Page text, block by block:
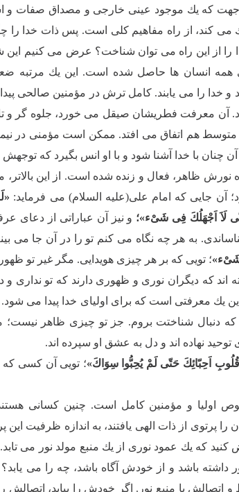
جهت كه یك موجود عینى خارجى و مصداق صفات و
كند، از راه مفاهیم كلى است. پس ذات خدا را
را از این راه مى توان شناخت؟ عرض مى كنیم
همه انسان ها حاصل شده است. این یك
و خدا را مى یابند. كامل ترش در مؤمنین
آن معرفت فطریشان صیقل مى خورد، جلوه گر و
هم اتفاق مى افتد. ممكن است مؤمنى در
چنان با خدا آشنا شود و با او انس بگیرد كه
نورش ظاهر، فعال و زنده شده است. از این
آن جایى كه امام على(علیه السلام) مى فرماید:
لَاَ اَجْهَلُكَ فِى شَىْء»؛ و نیز آن عباراتى از دعاى
به هر چه نگاه مى كنم تو را در آن جا مى
؛ تویى كه بر هر چیزى هویدایى. مگر غیر تو
اند كه دیگران نورى و ظهورى دارند كه تو ندارى
یك معرفتى است كه براى اولیاى خدا پیدا مى
كه دنبال شناختت بروم. جز تو چیزى ظاهر
نهاده اند و دل به عشق او سپرده اند.
اَحِبّائِكَ حَتّى لَمْ یُحِبُّوا سِوَاكَ»؛ تویى آن كسى كه
اولیا و مؤمنین كامل است. چنین كسانى
پرتوى از ذات الهى یافتند، به اندازه ظرفیت
كنید كه یك عمود نورى از یك منبع مولد نور مى
باشد و از خودش آگاه باشد، چه را مى
و اتصالش با منبع نور. اگر خودش را بیابد،